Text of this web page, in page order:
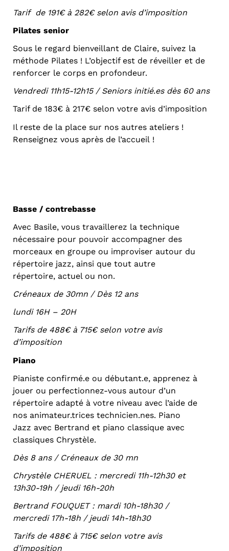
Tarif de 191€ à 282€ selon avis d’imposition
Pilates senior
Sous le regard bienveillant de Claire, suivez la
méthode Pilates ! L’objectif est de réveiller et de
renforcer le corps en profondeur.
Vendredi 11h15-12h15 / Seniors initié.es dès 60 ans
Tarif de 183€ à 217€ selon votre avis d’imposition
Il reste de la place sur nos autres ateliers !
Renseignez vous après de l’accueil !
Basse / contrebasse
Avec Basile, vous travaillerez la technique
nécessaire pour pouvoir accompagner des
morceaux en groupe ou improviser autour du
répertoire jazz, ainsi que tout autre
répertoire, actuel ou non.
Créneaux de 30mn / Dès 12 ans
lundi 16H – 20H
Tarifs de 488€ à 715€ selon votre avis
d’imposition
Piano
Pianiste confirmé.e ou débutant.e, apprenez à
jouer ou perfectionnez-vous autour d’un
répertoire adapté à votre niveau avec l’aide de
nos animateur.trices technicien.nes. Piano
Jazz avec Bertrand et piano classique avec
classiques Chrystèle.
Dès 8 ans / Créneaux de 30 mn
Chrystèle CHERUEL : mercredi 11h-12h30 et
13h30-19h / jeudi 16h-20h
Bertrand FOUQUET : mardi 10h-18h30 /
mercredi 17h-18h / jeudi 14h-18h30
Tarifs de 488€ à 715€ selon votre avis
d’imposition